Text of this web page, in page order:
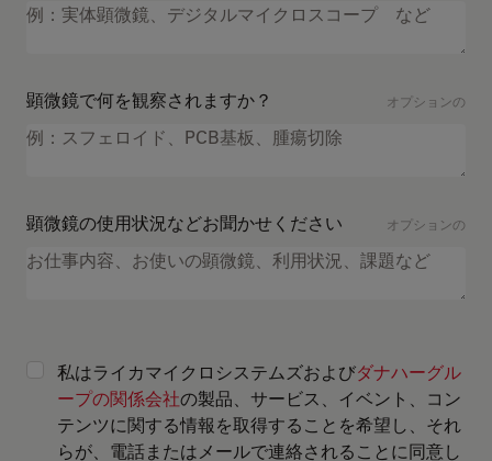
顕微鏡で何を観察されますか？ オプションの
顕微鏡の使用状況などお聞かせください オプションの
私はライカマイクロシステムズおよびダナハーグル
ープの関係会社の製品、サービス、イベント、コン
テンツに関する情報を取得することを希望し、それ
らが、電話またはメールで連絡されることに同意し